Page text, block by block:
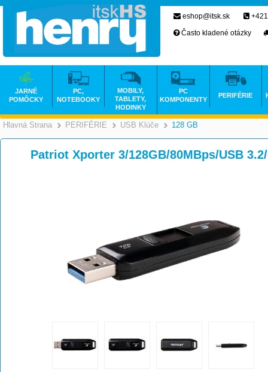
Hlavná Strana >
PERIFÉRIE >
USB Klúče >
128 GB
Patriot Xporter 3/128GB/80MBps/USB
eshop@itsk.sk
Často kladené otázky
JARNÉ
POMÔCKY
PC,
NOTEBOOKY
MOBILY,
TABLETY,
HODINKY
PC
KOMPONENTY
PERIFÉRIE